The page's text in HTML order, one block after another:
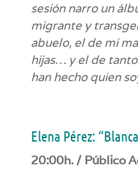
sesión narro un
migrante y
abuelo, el de mi
hijas… y el de
han hecho quien
Elena Pérez:
20:00h. / Público